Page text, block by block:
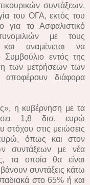
συντάξεων,
του ΟΓΑ, εκτός του
για το Ασφαλιστικό
με τους
αναμένεται να
Συμβούλιο εντός της
των μετρήσεων των
αποφέρουν διάφορα
η κυβέρνηση με τα
1,8 δισ. ευρώ
στόχου στις μειώσεις
όπως και στον
συντάξεων με νέα
τα οποία θα είναι
συντάξεις κάτω
στο 65% ή και